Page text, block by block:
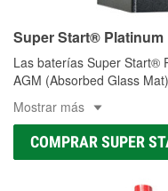
Super Start® Platinum
Las baterías Super Start®
AGM (Absorbed Glass
Mostrar más
COMPRAR SUPER